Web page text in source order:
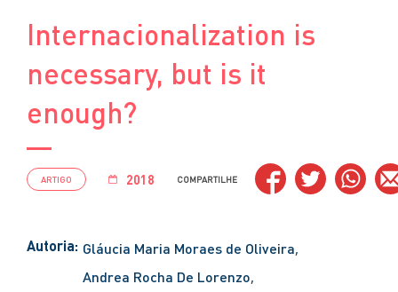
Internacionalization is
necessary, but is it
enough?
ARTIGO 2018 COMPARTILHE
Autoria: Gláucia Maria Moraes de Oliveira
Andrea Rocha De Lorenzo